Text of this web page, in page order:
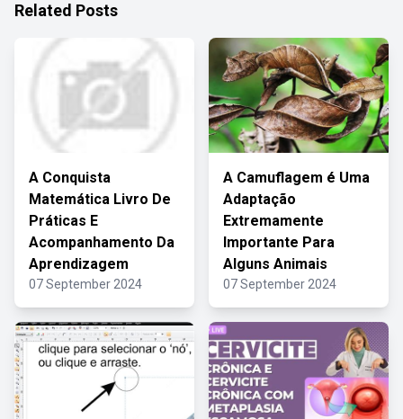
Related Posts
A Conquista
Matemática Livro De
Práticas E
Acompanhamento Da
Aprendizagem
07 September 2024
A Camuflagem é Uma
Adaptação
Extremamente
Importante Para
Alguns Animais
07 September 2024